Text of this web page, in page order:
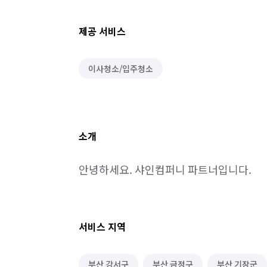
제공 서비스
이사청소/입주청소
소개
안녕하세요. 샤인컴퍼니 파트너입니다.
서비스 지역
부산 강서구 부산 금정구 부산 기장군